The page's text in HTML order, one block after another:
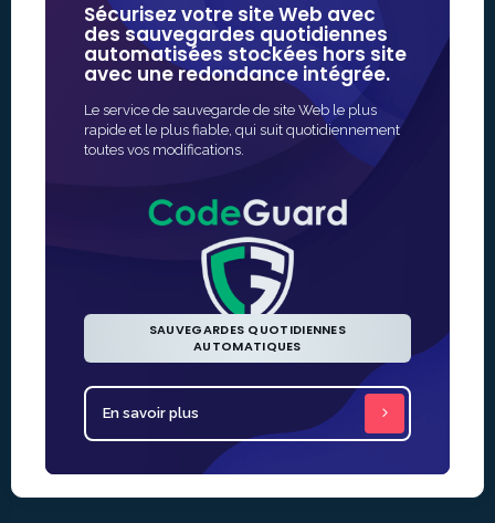
Sécurisez votre site Web avec
des sauvegardes quotidiennes
automatisées stockées hors site
avec une redondance intégrée.
Le service de sauvegarde de site Web le plus
rapide et le plus fiable, qui suit quotidiennement
toutes vos modifications.
SAUVEGARDES QUOTIDIENNES
AUTOMATIQUES
En savoir plus
de
plus
Le moyen